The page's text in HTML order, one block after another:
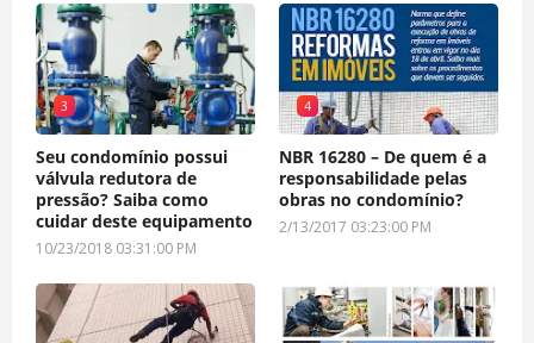
3
Seu condomínio possui
válvula redutora de
pressão? Saiba como
cuidar deste equipamento
10/23/2018 03:31:00 PM
4
NBR 16280 – De quem é a
responsabilidade pelas
obras no condomínio?
2/13/2017 03:23:00 PM